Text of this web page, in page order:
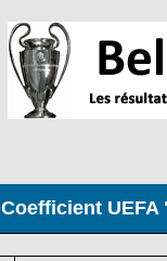
Coefficient